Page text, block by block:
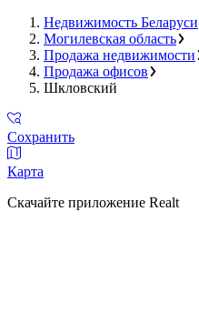
Недвижимость Беларуси
Могилевская область
Продажа недвижимости
Продажа офисов
Шкловский
Сохранить
Карта
Скачайте приложение Realt